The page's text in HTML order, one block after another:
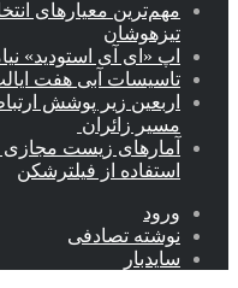
مهم‌ترین معیارهای
تیزهوشان
اپ «ای آی استودید»
تاسیسات آبی هفت
اربعین زیر پوشش
مسیر زائران
آمارهای زیست مجازی
استفاده از فیلترشکن
ورود
نوشته تصادفی
سایدبار